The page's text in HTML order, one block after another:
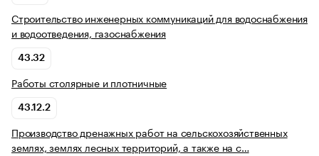
Строительство инженерных коммуникаций для водоснабжения
и водоотведения, газоснабжения
43.32
Работы столярные и плотничные
43.12.2
Производство дренажных работ на сельскохозяйственных
землях, землях лесных территорий, а также на с…